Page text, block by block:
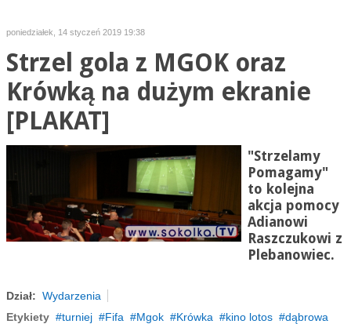
poniedziałek, 14 styczeń 2019 19:38
Strzel gola z MGOK oraz
Krówką na dużym ekranie
[PLAKAT]
"Strzelamy
Pomagamy"
to kolejna
akcja pomocy
Adianowi
Raszczukowi z
Plebanowiec.
Dział: Wydarzenia
Etykiety
turniej Fifa Mgok Krówka kino lotos
dąbrowa